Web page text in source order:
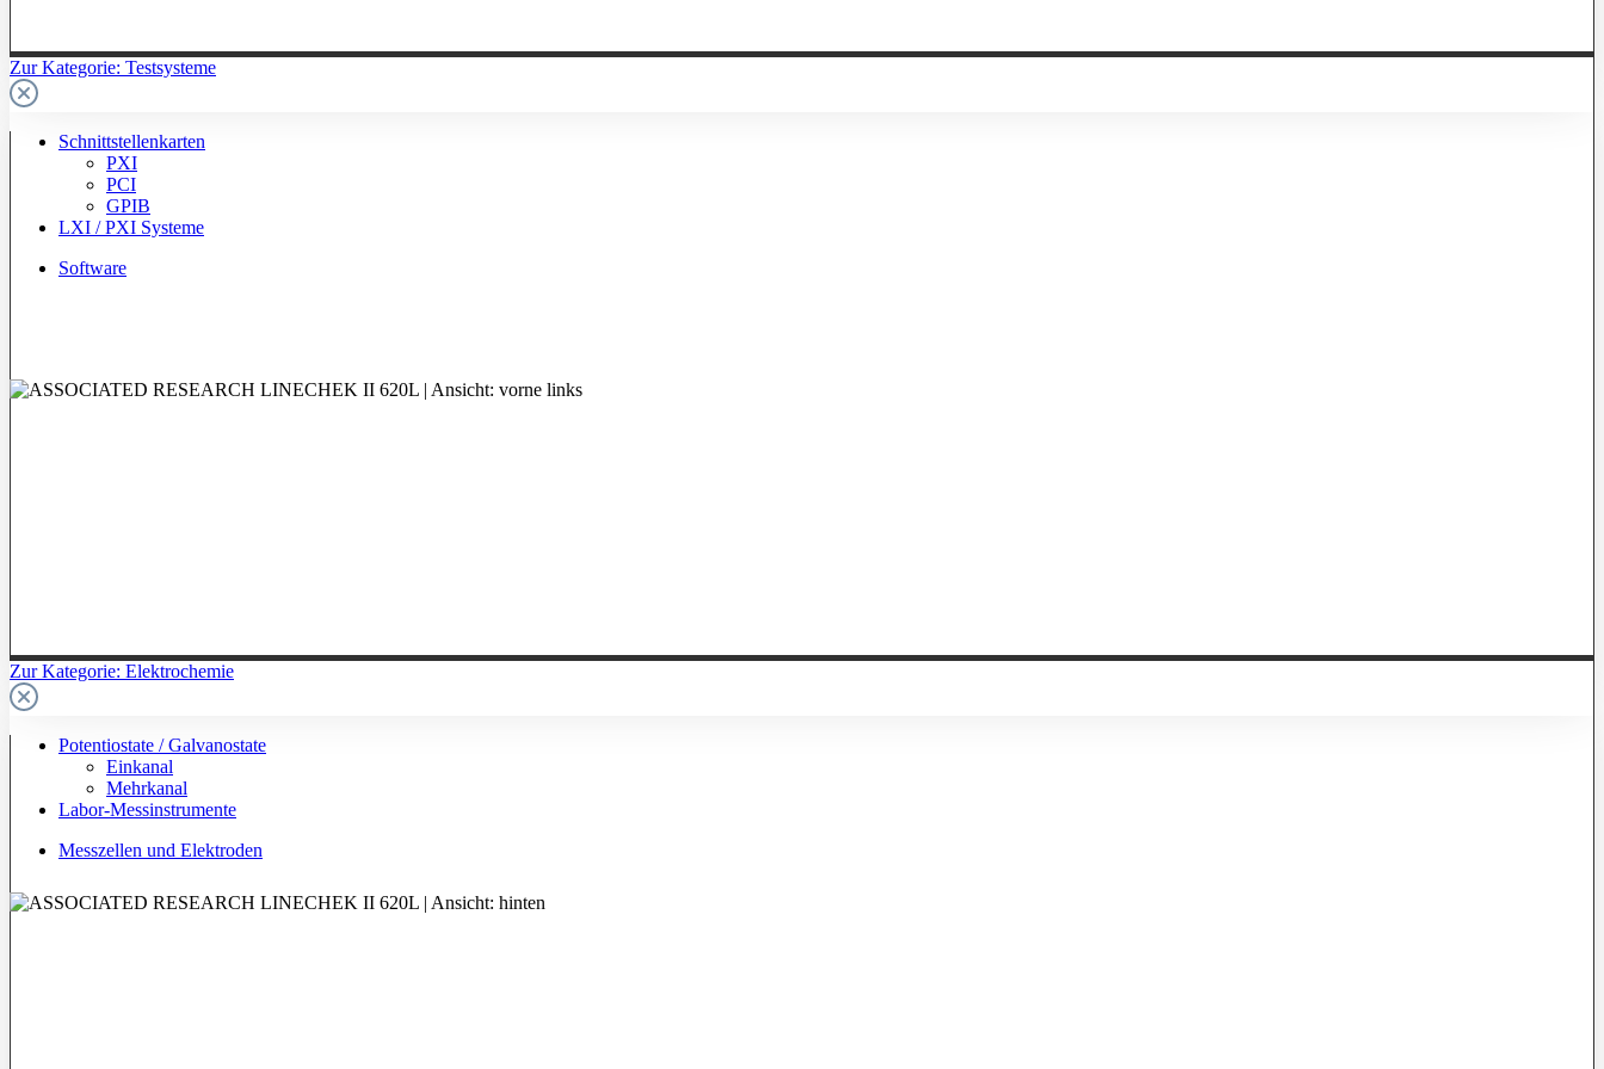
Zur Kategorie: Testsysteme
Schnittstellenkarten
PXI
PCI
GPIB
LXI / PXI Systeme
Software
Zur Kategorie: Elektrochemie
Potentiostate / Galvanostate
Einkanal
Mehrkanal
Labor-Messinstrumente
Messzellen und Elektroden